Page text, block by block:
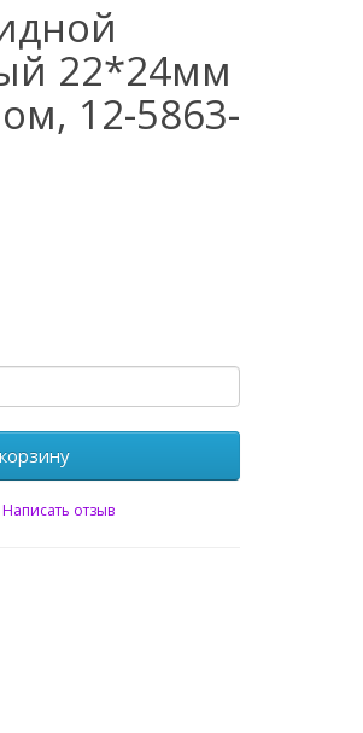
22*24мм
12-5863-
Написать отзыв